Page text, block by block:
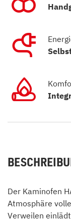
Der Kaminofen
Atmosphäre
Verweilen